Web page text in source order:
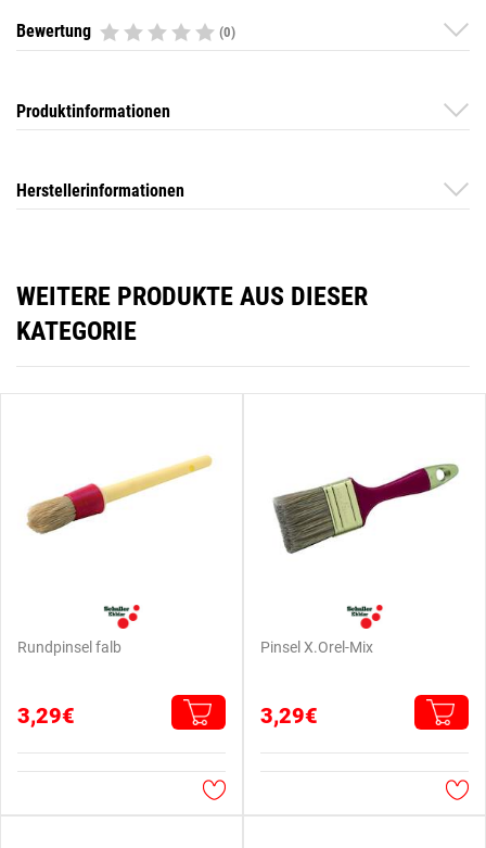
Bewertung (0)
Produktinformationen
Herstellerinformationen
WEITERE PRODUKTE AUS DIESER
KATEGORIE
Rundpinsel falb
3,29€
Pinsel X.Orel-Mix
3,29€